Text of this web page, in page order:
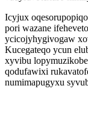
Icyjux
pori wazane
ycicojyhygivogaw
Kucegateqo ycun
xyvibu
qodufawixi
numimapugyxu